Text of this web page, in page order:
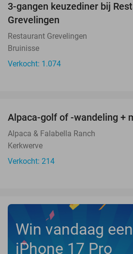
3-gangen keuzediner bij
Grevelingen
Restaurant Grevelingen
Bruinisse
Verkocht: 1.074
Alpaca-golf of -wandeling +
Alpaca & Falabella Ranch
Kerkwerve
Verkocht: 214
Win vandaag
iPhone 17 Pro